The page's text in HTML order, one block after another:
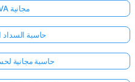
حاسبة DVA مجانية
حاسبة السداد
حاسبة مجانية